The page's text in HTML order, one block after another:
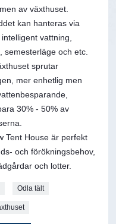
av växthuset.
kan hanteras via
vattning,
semesterläge och etc.
sprutar
mer enhetlig men
30% - 50% av
Tent House är perfekt
och förökningsbehov,
och lotter.
Odla tält